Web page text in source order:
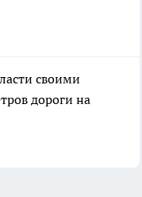
своими
дороги на